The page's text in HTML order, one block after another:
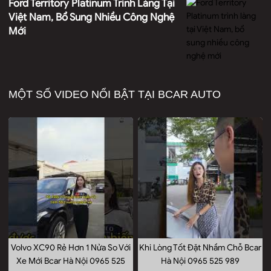
Ford Territory Platinum Trình Làng Tại
Việt Nam, Bổ Sung Nhiều Công Nghệ
Mới
MỘT SỐ VIDEO NỔI BẬT TẠI BCAR AUTO
Volvo XC90 Rẻ Hơn 1 Nửa So Với
Xe Mới Bcar Hà Nội 0965 525
Khi Lòng Tốt Đặt Nhầm Chỗ Bcar
Hà Nội 0965 525 989